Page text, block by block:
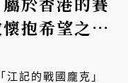
抱希望之必
記的戰國龐克」